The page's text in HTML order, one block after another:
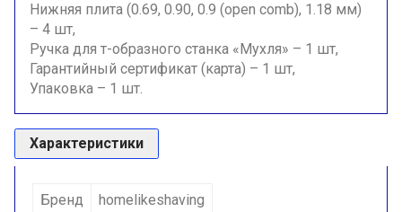
Нижняя плита (0.69, 0.90, 0.9 (open comb), 1.18 мм)
– 4 шт,
Ручка для т-образного станка «Мухля» – 1 шт,
Гарантийный сертификат (карта) – 1 шт,
Упаковка – 1 шт.
Характеристики
Бренд homelikeshaving